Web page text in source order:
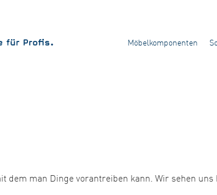
Möbelkomponenten
dem man Dinge vorantreiben kann. Wir sehen